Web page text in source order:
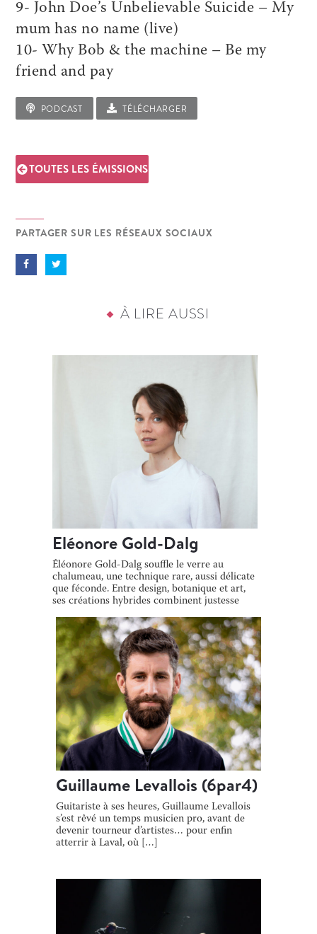
9- John Doe’s Unbelievable Suicide – My
mum has no name (live)
10- Why Bob & the machine – Be my
friend and pay
PODCAST TÉLÉCHARGER
TOUTES LES ÉMISSIONS
PARTAGER SUR LES RÉSEAUX SOCIAUX
À LIRE AUSSI
Eléonore Gold-Dalg
Éléonore Gold-Dalg souffle le verre au
chalumeau, une technique rare, aussi délicate
que féconde. Entre design, botanique et art,
ses créations hybrides combinent justesse
Guillaume Levallois (6par4)
Guitariste à ses heures, Guillaume Levallois
s’est rêvé un temps musicien pro, avant de
devenir tourneur d’artistes… pour enfin
atterrir à Laval, où […]